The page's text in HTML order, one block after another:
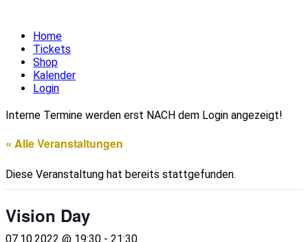
Home
Tickets
Shop
Kalender
Login
Interne Termine werden erst NACH dem Login angezeigt!
« Alle Veranstaltungen
Diese Veranstaltung hat bereits stattgefunden.
Vision Day
07.10.2022 @ 19:30 - 21:30